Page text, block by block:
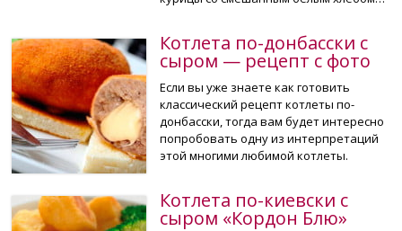
Котлета по-донбасски с
сыром — рецепт с фото
Если вы уже знаете как готовить
классический рецепт котлеты по-
донбасски, тогда вам будет интересно
попробовать одну из интерпретаций
этой многими любимой котлеты.
Котлета по-киевски с
сыром «Кордон Блю»